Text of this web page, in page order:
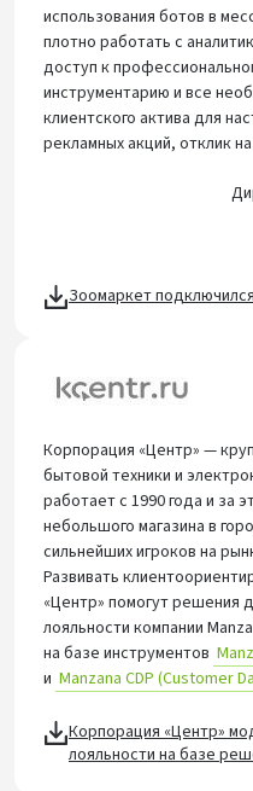
использования ботов в
плотно работать с
доступ к
инструментарию и все
клиентского актива для
рекламных акций, отклик
Зоомаркет
Корпорация «Центр» —
бытовой техники и
работает с 1990 года и за
небольшого магазина в
сильнейших игроков на
Развивать
«Центр» помогут решения
лояльности компании
на базе инструментов
и Manzana CDP (Customer
Корпорация «Центр»
лояльности на базе